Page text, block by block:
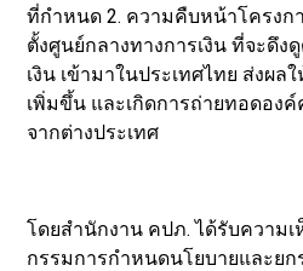
ที่กำหนด 2. ความคืบหน้าโครงกา
ตั้งศูนย์กลางทางการเงิน ที่จะดึง
เงิน เข้ามาในประเทศไทย ส่งผ
เพิ่มขึ้น และเกิดการถ่ายทอดอง
จากต่างประเทศ
โดยสำนักงาน คปภ. ได้รับความ
กรรมการกำหนดนโยบายและยก